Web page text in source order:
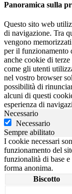
Panoramica sulla
Questo sito web
di navigazione. Tra
vengono
per il funzionamento
anche cookie di
come gli utenti
nel vostro browser
possibilità di
alcuni di questi
esperienza di
Necessario
Necessario
Sempre abilitato
I cookie necessari
funzionamento del
funzionalità di base
forma anonima.
Biscotto